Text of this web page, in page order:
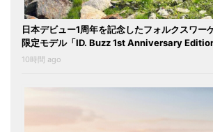
日本デビュー1周年を記念したフォルクスワー
限定モデル「ID. Buzz 1st Anniversary
10時間 ago